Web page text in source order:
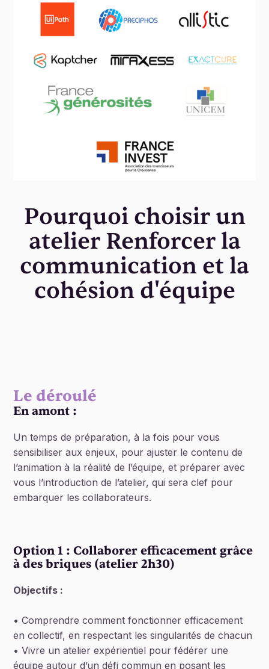
Pourquoi choisir un
atelier Renforcer la
communication et la
cohésion d'équipe
Le déroulé
En amont :
Un temps de préparation, à la fois pour vous
sensibiliser aux enjeux, pour ajuster le contenu de
l’animation à la réalité de l’équipe, et préparer avec
vous l’introduction de l’atelier, qui sera clef pour
embarquer les collaborateurs.
Option 1 : Collaborer efficacement grâce
à des briques (atelier 2h30)
Objectifs :
• Comprendre comment fonctionner efficacement
en collectif, en respectant les singularités de chacun
• Vivre un atelier expérientiel pour fédérer une
équipe autour d’un défi commun en posant les